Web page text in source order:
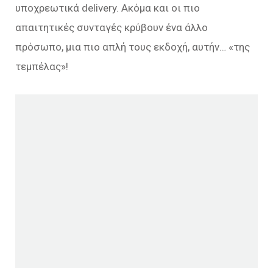
υποχρεωτικά delivery. Ακόμα και οι πιο
απαιτητικές συνταγές κρύβουν ένα άλλο
πρόσωπο, μια πιο απλή τους εκδοχή, αυτήν… «της
τεμπέλας»!